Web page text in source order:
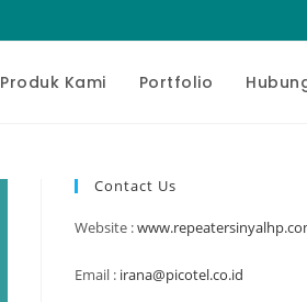
Produk Kami Portfolio
Contact Us
Website :
Email : irana@picotel.co.id